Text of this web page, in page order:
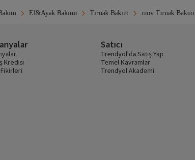
El&Ayak Bakımı Tırnak Bakım mov Tırnak Bakım
Kredisi
Satıcı
Trendyol'da Satış Yap
Temel Kavramlar
Trendyol Akademi